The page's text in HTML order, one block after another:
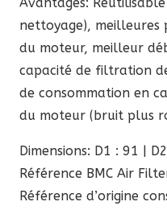
Avantages:
nettoyage), meilleures
du moteur, meilleur
capacité de filtration
de consommation en
du moteur (bruit plus
Dimensions: D1 : 91 |
Référence BMC Air
Référence d’origine